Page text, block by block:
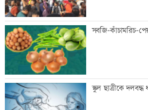
ডেপুটি ম্যানেজার
‘আমার স্বপ্ন
সবজি-কাঁচামরিচ-
স্কুল ছাত্রীকে